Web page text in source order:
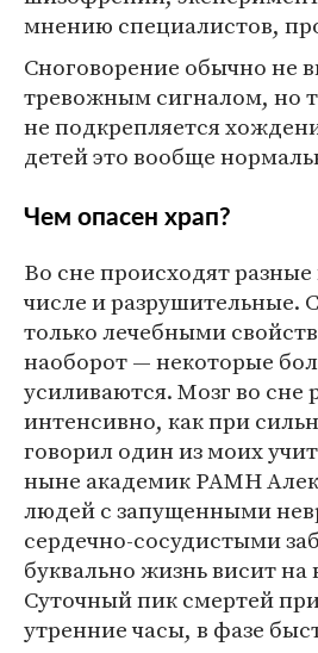
мнению специалистов,
Сноговорение обычно не
тревожным сигналом, но
не подкрепляется
детей это вообще
Чем опасен храп?
Во сне происходят
числе и разрушительные.
только лечебными
наоборот — некоторые
усиливаются. Мозг во сне
интенсивно, как при
говорил один из моих
ныне академик РАМН
людей с запущенными
сердечно-сосудистыми
буквально жизнь висит на
Суточный пик смертей
утренние часы, в фазе